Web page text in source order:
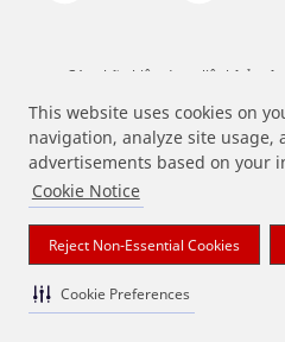
This website uses cookies on
navigation, analyze site usage,
advertisements based on your
Cookie Notice
Reject Non-Essential Cookies
Cookie Preferences
Các nhãn hiệu được liệt kê ở